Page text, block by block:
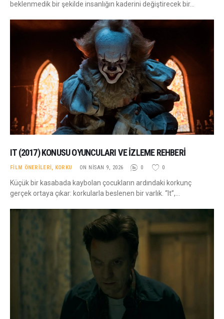
beklenmedik bir şekilde insanlığın kaderini değiştirecek bir…
IT (2017) KONUSU OYUNCULARI VE İZLEME REHBERI
FILM ÖNERILERI, KORKU ON NISAN 9, 2026 0 0
Küçük bir kasabada kaybolan çocukların ardındaki korkunç
gerçek ortaya çıkar: korkularla beslenen bir varlık. “It”,…